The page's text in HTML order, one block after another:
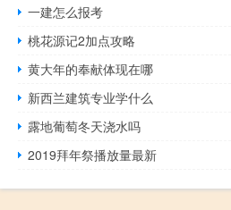
一建怎么报考
桃花源记2加点攻略
黄大年的奉献体现在哪
新西兰建筑专业学什么
露地葡萄冬天浇水吗
2019拜年祭播放量最新